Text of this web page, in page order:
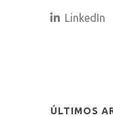
LinkedIn
ÚLTIMOS